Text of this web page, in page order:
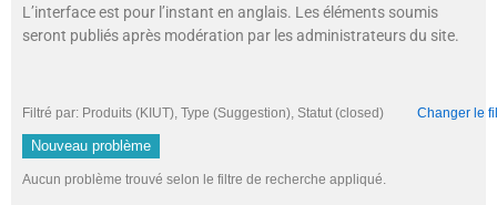
L’interface est pour l’instant en anglais. Les éléments soumis
seront publiés après modération par les administrateurs du site.
Filtré par: Produits (KIUT), Type (Suggestion), Statut (closed) Changer le
Nouveau problème
Aucun problème trouvé selon le filtre de recherche appliqué.